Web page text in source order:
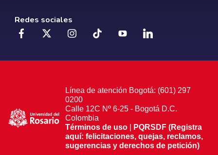
Redes sociales
Línea de atención Bogotá: (601) 297
0200
Calle 12C Nº 6-25 - Bogotá D.C.
Colombia
Términos de uso|
PQRSDF (Registra
aquí: felicitaciones, quejas, reclamos,
sugerencias y derechos de petición)